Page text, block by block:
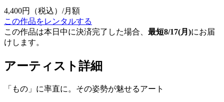
4,400円
（税込）/月額
この作品をレンタルする
この作品は本日中に決済完了した場合、 最短8/17(月)にお届
けします。
アーティスト詳細
「もの」に率直に。その姿勢が魅せるアート